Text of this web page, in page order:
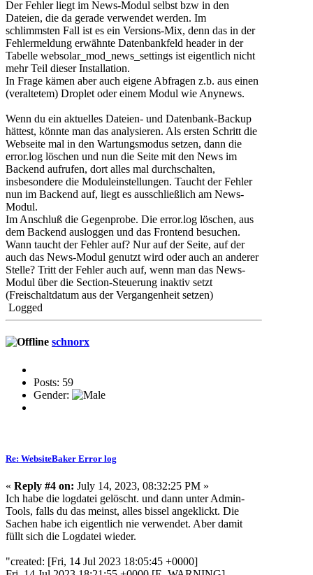
Der Fehler liegt im News-Modul selbst bzw in den
Dateien, die da gerade verwendet werden. Im
schlimmsten Fall ist es ein Versions-Mix, denn das in der
Fehlermeldung erwähnte Datenbankfeld headerin der
Tabelle websolar_mod_news_settings ist eigentlich nicht
mehr Teil dieser Installation.
In Frage kämen aber auch eigene Abfragen z.b. aus einen
(veraltetem) Droplet oder einem Modul wie Anynews.
Wenn du ein aktuelles Dateien- und Datenbank-Backup
hättest, könnte man das analysieren. Als ersten Schritt die
Webseite mal in den Wartungsmodus setzen, dann die
error.log löschen und nun die Seite mit den News im
Backend aufrufen, dort alles mal durchschalten,
insbesondere die Moduleinstellungen. Taucht der Fehler
nun im Backend auf, liegt es ausschließlich am News-
Modul.
Im Anschluß die Gegenprobe. Die error.log löschen, aus
dem Backend ausloggen und das Frontend besuchen.
Wann taucht der Fehler auf? Nur auf der Seite, auf der
auch das News-Modul genutzt wird oder auch an anderer
Stelle? Tritt der Fehler auch auf, wenn man das News-
Modul über die Section-Steuerung inaktiv setzt
(Freischaltdatum aus der Vergangenheit setzen)
Logged
schnorx
Posts: 59
Gender:
Re: WebsiteBaker Error log
« Reply #4 on: July 14, 2023, 08:32:25 PM »
Ich habe die logdatei gelöscht. und dann unter Admin-
Tools, falls du das meinst, alles bissel angeklickt. Die
Sachen habe ich eigentlich nie verwendet. Aber damit
füllt sich die Logdatei wieder.
"created: [Fri, 14 Jul 2023 18:05:45 +0000]